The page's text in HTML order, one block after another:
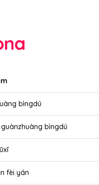
bìngdú
bìngdú
fèi yán